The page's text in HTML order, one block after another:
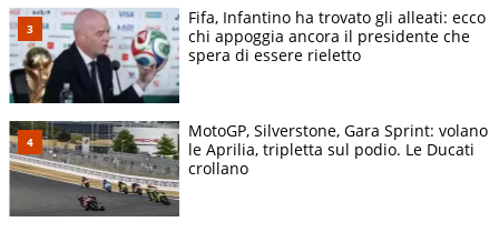
Fifa, Infantino ha trovato gli alleati: ecco
chi appoggia ancora il presidente che
spera di essere rieletto
MotoGP, Silverstone, Gara Sprint: volano
le Aprilia, tripletta sul podio. Le Ducati
crollano